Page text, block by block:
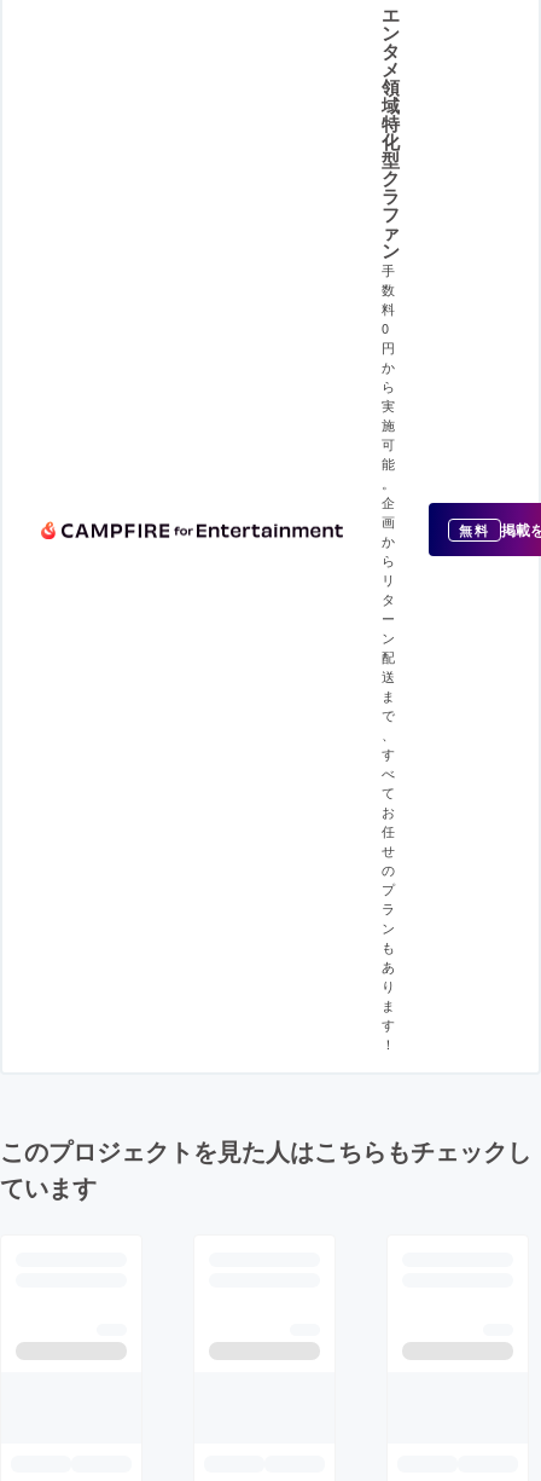
エ
ン
タ
メ
領
域
特
化
型
ク
ラ
フ
ァ
ン
手
数
料
0
円
か
ら
実
施
可
能
。
企
画
か
ら
リ
タ
ー
ン
配
送
ま
で
、
す
べ
て
お
任
せ
の
プ
ラ
ン
も
あ
り
ま
す
！
無料 掲載
このプロジェクトを見た人はこちらもチェックし
ています